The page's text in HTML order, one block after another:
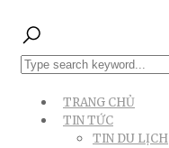
TRANG CHỦ
TIN TỨC
TIN DU LỊCH